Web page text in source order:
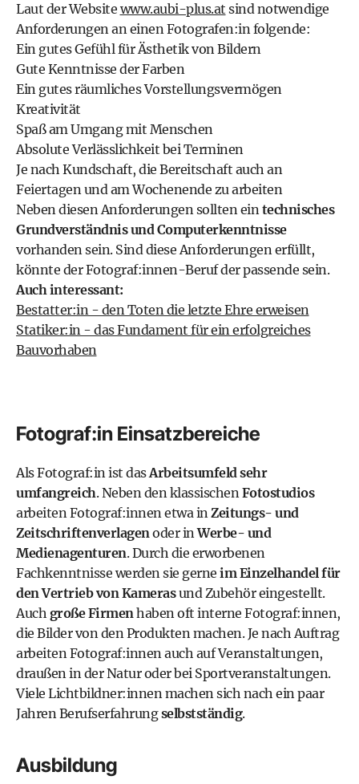
Laut der Website www.aubi-plus.at sind notwendige
Anforderungen an einen Fotografen:in folgende:
Ein gutes Gefühl für Ästhetik von Bildern
Gute Kenntnisse der Farben
Ein gutes räumliches Vorstellungsvermögen
Kreativität
Spaß am Umgang mit Menschen
Absolute Verlässlichkeit bei Terminen
Je nach Kundschaft, die Bereitschaft auch an
Feiertagen und am Wochenende zu arbeiten
Neben diesen Anforderungen sollten eintechnisches
Grundverständnis und Computerkenntnisse
vorhanden sein. Sind diese Anforderungen erfüllt,
könnte der Fotograf:innen-Beruf der passende sein.
Auch interessant:
Bestatter:in - den Toten die letzte Ehre erweisen
Statiker:in - das Fundament für ein erfolgreiches
Bauvorhaben
Fotograf:in Einsatzbereiche
Als Fotograf:in ist dasArbeitsumfeld sehr
umfangreich. Neben den klassischenFotostudios
arbeiten Fotograf:innen etwa inZeitungs- und
Zeitschriftenverlagenoder inWerbe- und
Medienagenturen. Durch die erworbenen
Fachkenntnisse werden sie gerne im Einzelhandel für
den Vertrieb von Kamerasund Zubehör eingestellt.
Auch große Firmenhaben oft interne Fotograf:innen,
die Bilder von den Produkten machen. Je nach Auftrag
arbeiten Fotograf:innen auch auf Veranstaltungen,
draußen in der Natur oder bei Sportveranstaltungen.
Viele Lichtbildner:innen machen sich nach ein paar
Jahren Berufserfahrungselbstständig.
Ausbildung